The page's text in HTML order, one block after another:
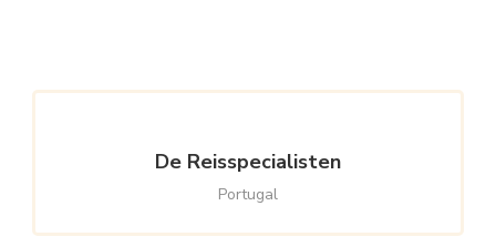
De Reisspecialisten
Portugal